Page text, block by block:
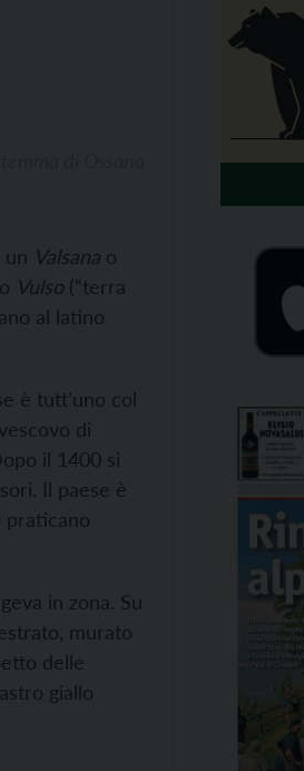
un Valsana o
Vulso (“terra
al latino
è tutt’uno col
di
il 1400 si
Il paese è
praticano
in zona. Su
murato
delle
giallo